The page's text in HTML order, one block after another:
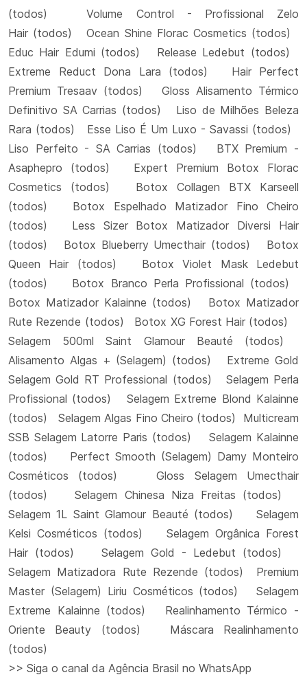
(todos) Volume Control - Profissional Zelo
Hair (todos) Ocean Shine Florac Cosmetics (todos)
Educ Hair Edumi (todos) Release Ledebut (todos)
Extreme Reduct Dona Lara (todos) Hair Perfect
Premium Tresaav (todos) Gloss Alisamento Térmico
Definitivo SA Carrias (todos) Liso de Milhões Beleza
Rara (todos) Esse Liso É Um Luxo - Savassi (todos)
Liso Perfeito - SA Carrias (todos) BTX Premium -
Asaphepro (todos) Expert Premium Botox Florac
Cosmetics (todos) Botox Collagen BTX Karseell
(todos) Botox Espelhado Matizador Fino Cheiro
(todos) Less Sizer Botox Matizador Diversi Hair
(todos) Botox Blueberry Umecthair (todos) Botox
Queen Hair (todos) Botox Violet Mask Ledebut
(todos) Botox Branco Perla Profissional (todos)
Botox Matizador Kalainne (todos) Botox Matizador
Rute Rezende (todos) Botox XG Forest Hair (todos)
Selagem 500ml Saint Glamour Beauté (todos)
Alisamento Algas + (Selagem) (todos) Extreme Gold
Selagem Gold RT Professional (todos) Selagem Perla
Profissional (todos) Selagem Extreme Blond Kalainne
(todos) Selagem Algas Fino Cheiro (todos) Multicream
SSB Selagem Latorre Paris (todos) Selagem Kalainne
(todos) Perfect Smooth (Selagem) Damy Monteiro
Cosméticos (todos) Gloss Selagem Umecthair
(todos) Selagem Chinesa Niza Freitas (todos)
Selagem 1L Saint Glamour Beauté (todos) Selagem
Kelsi Cosméticos (todos) Selagem Orgânica Forest
Hair (todos) Selagem Gold - Ledebut (todos)
Selagem Matizadora Rute Rezende (todos) Premium
Master (Selagem) Liriu Cosméticos (todos) Selagem
Extreme Kalainne (todos) Realinhamento Térmico -
Oriente Beauty (todos) Máscara Realinhamento
(todos)
>> Siga o canal da Agência Brasil no WhatsApp